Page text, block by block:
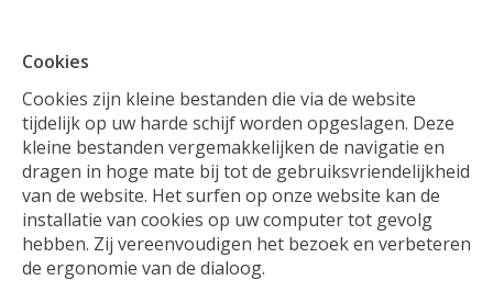
Cookies
Cookies zijn kleine bestanden die via de website
tijdelijk op uw harde schijf worden opgeslagen. Deze
kleine bestanden vergemakkelijken de navigatie en
dragen in hoge mate bij tot de gebruiksvriendelijkheid
van de website. Het surfen op onze website kan de
installatie van cookies op uw computer tot gevolg
hebben. Zij vereenvoudigen het bezoek en verbeteren
de ergonomie van de dialoog.